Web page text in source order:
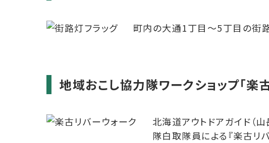
町内の大通1丁目～5丁目の街
地域おこし協力隊ワークショップ「楽
北海道アウトドアガイド（
隊白取隊員による『楽古リ